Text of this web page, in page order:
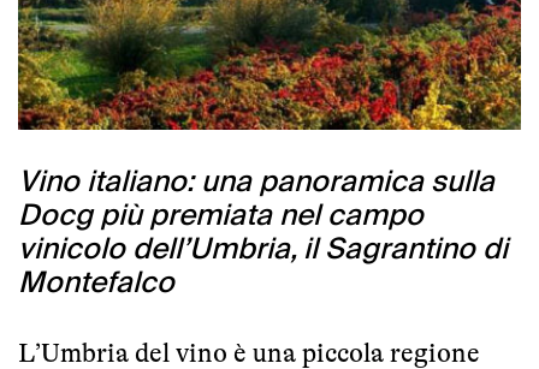
Vino italiano: una panoramica sulla
Docg più premiata nel campo
vinicolo dell’Umbria, il Sagrantino di
Montefalco
L’Umbria del vino è una piccola regione